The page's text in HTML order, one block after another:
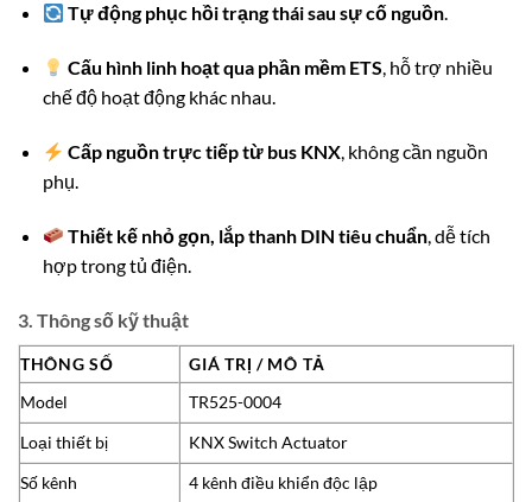
Tự động phục hồi trạng thái sau sự cố nguồn.
Cấu hình linh hoạt qua phần mềm ETS, hỗ trợ nhiều
chế độ hoạt động khác nhau.
Cấp nguồn trực tiếp từ bus KNX, không cần nguồn
phụ.
Thiết kế nhỏ gọn, lắp thanh DIN tiêu chuẩn , dễ tích
hợp trong tủ điện.
3. Thông số kỹ thuật
THÔNG SỐ
GIÁ TRỊ / MÔ TẢ
Model
TR525-0004
Loại thiết bị
KNX Switch Actuator
Số kênh
4 kênh điều khiển độc lập